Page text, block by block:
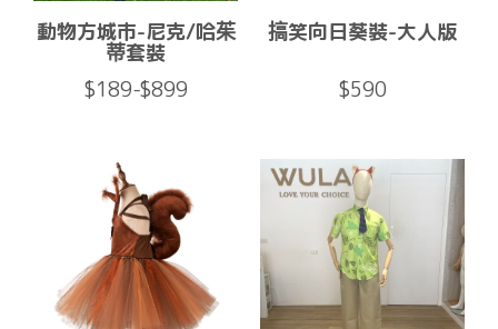
動物方城市-尼克/哈茱
蒂套裝
$189-$899
搞笑向日葵裝-大人版
$590